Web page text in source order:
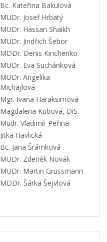
Bc. Kateřina Bakulová
MUDr. Josef Hrbatý
MUDr. Hassan Shaikh
MUDr. Jindřich Šebor
MDDr. Denis Kirichenko
MUDr. Eva Suchánková
MUDr. Angelika
Michajlová
Mgr. Ivana Haraksimová
Magdalena Kubová, DiS.
Mudr. Vladimír Peřina
Jitka Havlická
Bc. Jana Šrámková
MUDr. Zdeněk Novák
MUDr. Martin Grussmann
MDDr. Šárka Šejvlová